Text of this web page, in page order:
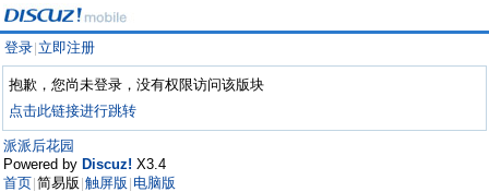
登录 立即注册
抱歉，您尚未登录，没有权限访问该版块
点击此链接进行跳转
派派后花园
Powered by Discuz! X3.4
首页 简易版 触屏版 电脑版